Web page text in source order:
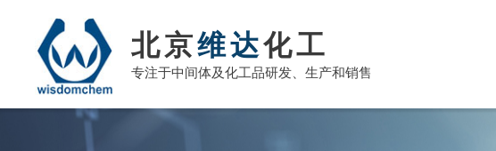
北京维达化工
专注于中间体及化工品研发、生产和销售